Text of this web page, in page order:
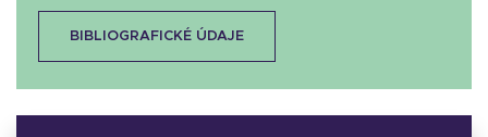
BIBLIOGRAFICKÉ ÚDAJE